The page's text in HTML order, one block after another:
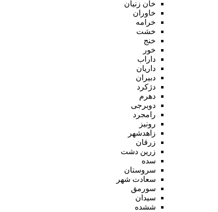
خان زنیان
خاوران
خرامه
خشت
خنج
خور
داراب
داریان
دبیران
دژکرد
دهرم
دوبرجی
رامجرد
رونیز
زاهدشهر
زرقان
زرین دشت
سده
سروستان
سعادت شهر
سورمق
سیدان
ششده